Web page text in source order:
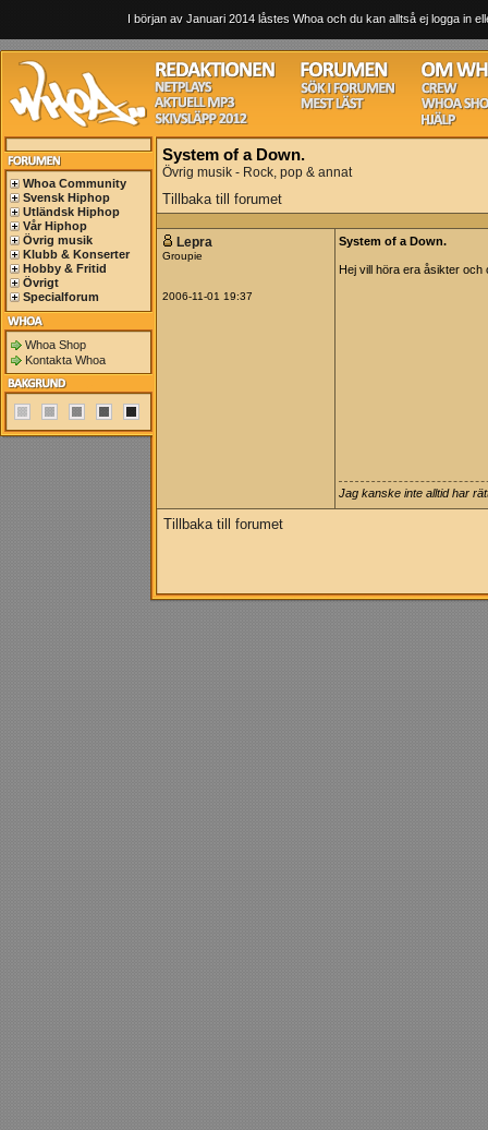
I början av Januari 2014 låstes Whoa och du kan alltså ej logga in
Whoa Community
Svensk Hiphop
Utländsk Hiphop
Vår Hiphop
Övrig musik
Klubb & Konserter
Hobby & Fritid
Övrigt
Specialforum
Whoa Shop
Kontakta Whoa
System of a Down.
Övrig musik - Rock, pop & annat
Tillbaka till forumet
Lepra
Groupie
2006-11-01 19:37
System of a Down.
Hej vill höra era åsikter och
Jag kanske inte alltid har
Tillbaka till forumet